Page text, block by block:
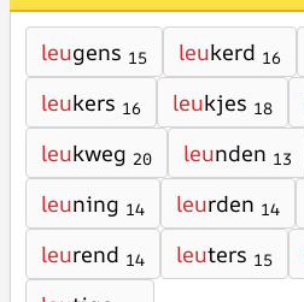
leugens 15 leukerd 16
leukers 16 leukjes 18
leukweg 20 leunden 13
leuning 14 leurden 14
leurend 14 leuters 15